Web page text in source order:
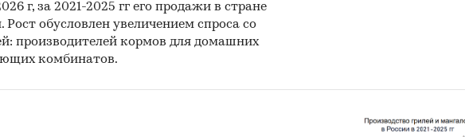
г, за 2021-2025 гг его продажи в стране
обусловлен увеличением спроса со
производителей кормов для домашних
комбинатов.